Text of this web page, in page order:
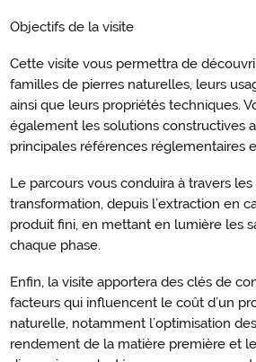
Objectifs de la visite
Cette visite vous permettra de
familles de pierres naturelles, leurs
ainsi que leurs propriétés techniques.
également les solutions constructives
principales références réglementaires
Le parcours vous conduira à travers
transformation, depuis l’extraction en
produit fini, en mettant en lumière les
chaque phase.
Enfin, la visite apportera des clés de
facteurs qui influencent le coût d’un
naturelle, notamment l’optimisation
rendement de la matière première et